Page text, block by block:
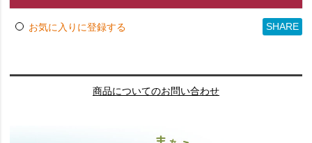
お気に入りに登録する SHARE
商品についてのお問い合わせ